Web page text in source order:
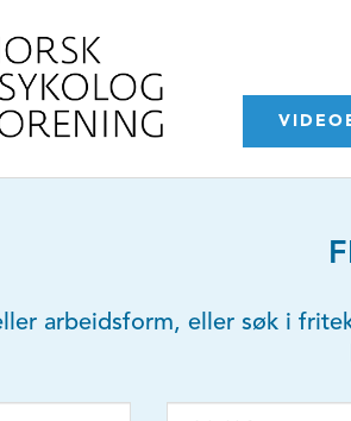
arbeidsform, eller søk i